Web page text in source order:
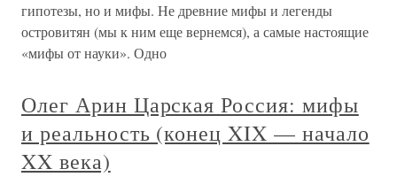
гипотезы, но и мифы. Не древние мифы и легенды
островитян (мы к ним еще вернемся), а самые настоящие
«мифы от науки». Одно
Олег Арин Царская Россия: мифы
и реальность (конец XIX — начало
XX века)